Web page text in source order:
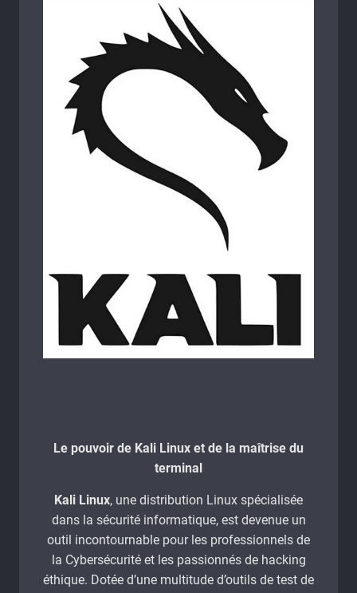
Le pouvoir de Kali Linux et de la maîtrise du
terminal
Kali Linux, une distribution Linux spécialisée
dans la sécurité informatique, est devenue un
outil incontournable pour les professionnels de
la Cybersécurité et les passionnés de hacking
éthique. Dotée d’une multitude d’outils de test de